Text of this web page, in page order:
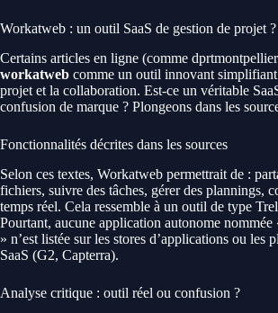
Workatweb : un outil SaaS de gestion de projet ?
Certains articles en ligne (comme
workatweb comme un outil innovant
projet et la collaboration. Est-ce un véritable
confusion de marque ? Plongeons dans les
Fonctionnalités décrites dans les sources
Selon ces textes, Workatweb permettrait de :
fichiers, suivre des tâches, gérer des plannings,
temps réel. Cela ressemble à un outil de type
Pourtant, aucune application autonome
» n’est listée sur les stores d’applications ou les
SaaS (G2, Capterra).
Analyse critique : outil réel ou confusion ?